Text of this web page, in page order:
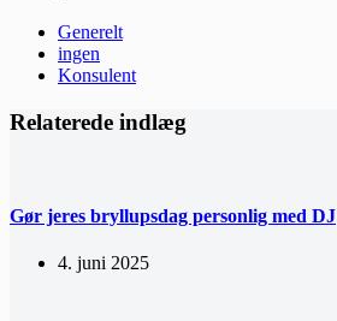
Generelt
ingen
Konsulent
Relaterede indlæg
Gør jeres bryllupsdag personlig med DJ
4. juni 2025